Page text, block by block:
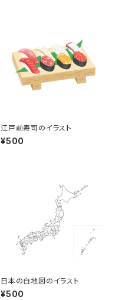
江戸前寿司のイラスト
¥500
日本の白地図のイラスト
¥500